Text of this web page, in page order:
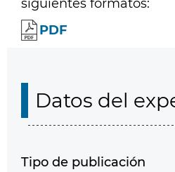
siguientes formatos:
PDF
Datos del
Tipo de publicación